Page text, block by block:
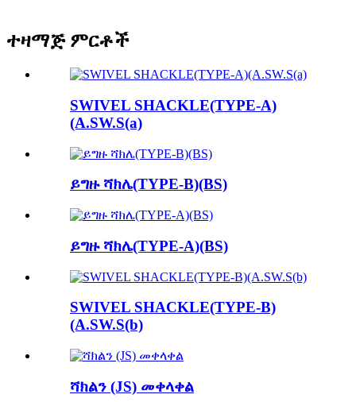
ተዛማጅ ምርቶች
SWIVEL SHACKLE(TYPE-A)
(A.SW.S(a)
ይግዙ ሻክሌ(TYPE-B)(BS)
ይግዙ ሻክሌ(TYPE-A)(BS)
SWIVEL SHACKLE(TYPE-B)
(A.SW.S(b)
ሻክልን (JS) መቀላቀል